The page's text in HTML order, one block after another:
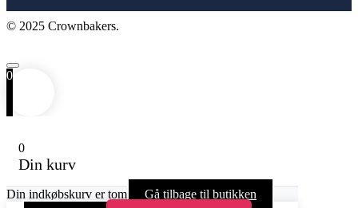
© 2025 Crownbakers.
0
0
Din kurv
Din indkøbskurv er tom Gå tilbage til butikken